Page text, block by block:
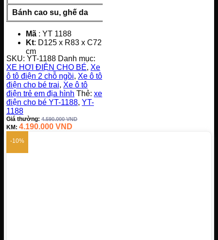
Bánh cao su, ghế da
Mã : YT 1188
Kt: D125 x R83 x C72
cm
Chỗ ngồi rộng : 45cm
Tốc độ: 2-7 km/h
Ắc quy: 12V7AH
TG sử dụng: khoảng
1h
TG Sạc: khoảng 4-6h
Trọng lượng xe
kg
SKU: YT-1188 Danh mục:
XE HƠI ĐIỆN CHO BÉ, Xe
ô tô điện 2 chỗ ngồi, Xe ô tô
điện cho bé trai, Xe ô tô
điện trẻ em địa hình Thẻ: xe
điện cho bé YT-1188, YT-
1188
Giá thường: 4.590.000VND
KM: 4.190.000 VND
-10%